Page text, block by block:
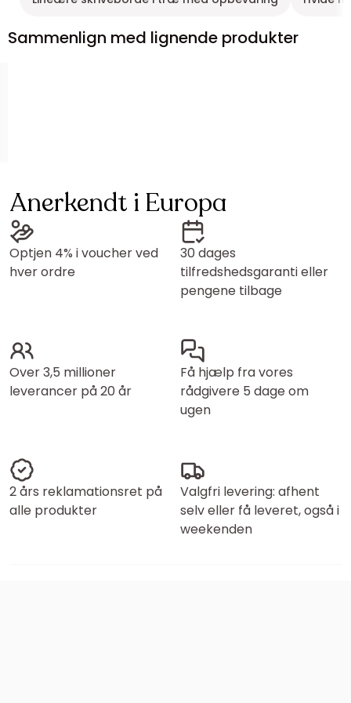
Sammenlign med lignende produkter
Anerkendt i Europa
Optjen 4% i voucher ved
hver ordre
30 dages
tilfredshedsgaranti eller
pengene tilbage
Over 3,5 millioner
leverancer på 20 år
Få hjælp fra vores
rådgivere 5 dage om
ugen
2 års reklamationsret på
alle produkter
Valgfri levering: afhent
selv eller få leveret, også i
weekenden